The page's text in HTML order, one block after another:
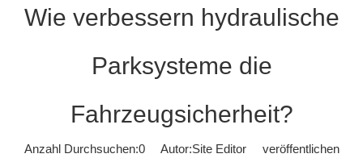
Wie verbessern hydraulische
Parksysteme die
Fahrzeugsicherheit?
Anzahl Durchsuchen:0Autor:Site Editor veröffentlichen